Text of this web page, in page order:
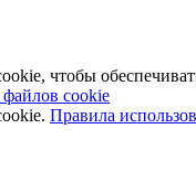
чтобы
cookie
Правила